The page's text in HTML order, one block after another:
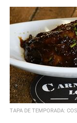
TAPA DE TEMPORADA: